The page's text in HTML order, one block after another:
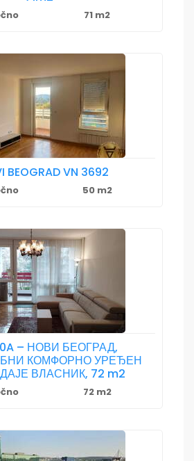
71 m2
BEOGRAD VN 3692
50 m2
– НОВИ БЕОГРАД,
КОМФОРНО УРЕЂЕН
ВЛАСНИК, 72 m2
72 m2